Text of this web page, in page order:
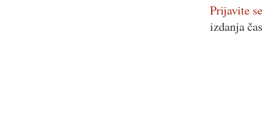
Prijavite
izdanja